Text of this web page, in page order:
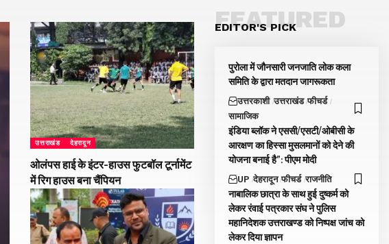
उत्तराखंड देहरादून
ओलंपस हाई के इंटर-हाउस फुटबॉल टूर्नामेंट
में रिग हाउस बना चैंपियन
EDITOR'S PICK
FEATURED
पुरोला में जौनसारी जनजाति लोक कला
समिति के द्वारा मतदान जागरूकता
उत्तरकाशी उत्तराखंड फीचर्ड
सामाजिक
इंडिया ब्लॉक ने एससी/एसटी/ओबीसी के
आरक्षण का हिस्सा मुसलमानों को देने की
योजना बनाई है”: पीएम मोदी
UP देहरादून फीचर्ड राजनीति
नाबालिक छात्रा के साथ हुई दुष्कर्म को
लेकर रंवाई पत्रकार संघ ने पुलिस
महानिदेशक उत्तराखण्ड को निष्पक्ष जांच को
लेकर दिया ज्ञापन